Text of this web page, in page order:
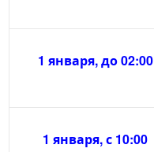
1 января, до 02:00
1 января, с 10:00